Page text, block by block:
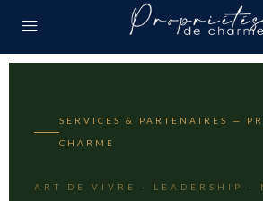
SERVICES & PARTENAIRES —
CHARME
ART DE VIVRE · LEADERSHIP ·